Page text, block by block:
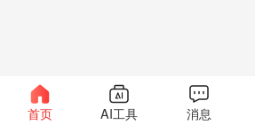
首页 AI工具 消息